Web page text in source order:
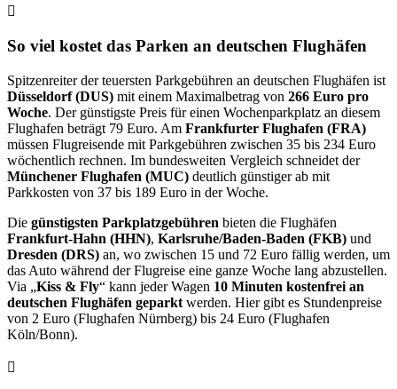
So viel kostet das Parken an deutschen Flughäfen
Spitzenreiter der teuersten Parkgebühren an deutschen Flughäfen ist
Düsseldorf (DUS) mit einem Maximalbetrag von 266 Euro pro
Woche. Der günstigste Preis für einen Wochenparkplatz an diesem
Flughafen beträgt 79 Euro. Am Frankfurter Flughafen (FRA)
müssen Flugreisende mit Parkgebühren zwischen 35 bis 234 Euro
wöchentlich rechnen. Im bundesweiten Vergleich schneidet der
Münchener Flughafen (MUC) deutlich günstiger ab mit
Parkkosten von 37 bis 189 Euro in der Woche.
Die günstigsten Parkplatzgebühren bieten die Flughäfen
Frankfurt-Hahn (HHN), Karlsruhe/Baden-Baden (FKB) und
Dresden (DRS) an, wo zwischen 15 und 72 Euro fällig werden, um
das Auto während der Flugreise eine ganze Woche lang abzustellen.
Via „Kiss & Fly“ kann jeder Wagen 10 Minuten kostenfrei an
deutschen Flughäfen geparkt werden. Hier gibt es Stundenpreise
von 2 Euro (Flughafen Nürnberg) bis 24 Euro (Flughafen
Köln/Bonn).